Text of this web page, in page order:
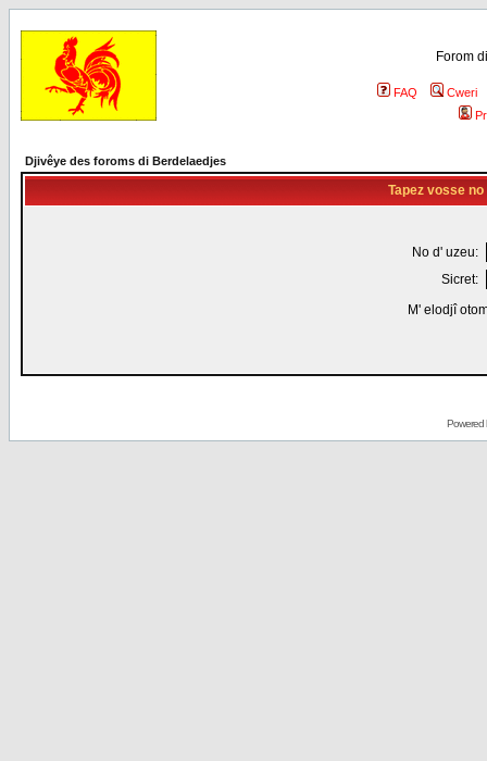
Forom
FAQ
Cweri
Djivêye des foroms di Berdelaedjes
Tapez vosse
No d' uzeu:
Sicret:
M' elodjî
Powered